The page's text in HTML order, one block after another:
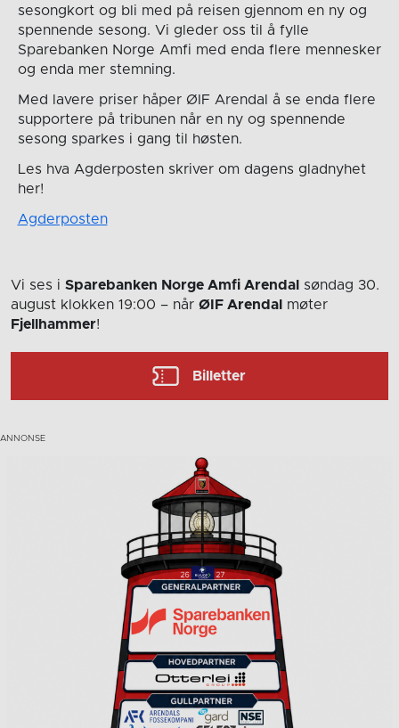
sesongkort og bli med på reisen gjennom en ny og
spennende sesong. Vi gleder oss til å fylle
Sparebanken Norge Amfi med enda flere mennesker
og enda mer stemning.
Med lavere priser håper ØIF Arendal å se enda flere
supportere på tribunen når en ny og spennende
sesong sparkes i gang til høsten.
Les hva Agderposten skriver om dagens gladnyhet
her!
Agderposten
Vi ses i Sparebanken Norge Amfi Arendal
søndag 30.
august klokken 19:00 – når ØIF Arendal
møter
Fjellhammer!
Billetter